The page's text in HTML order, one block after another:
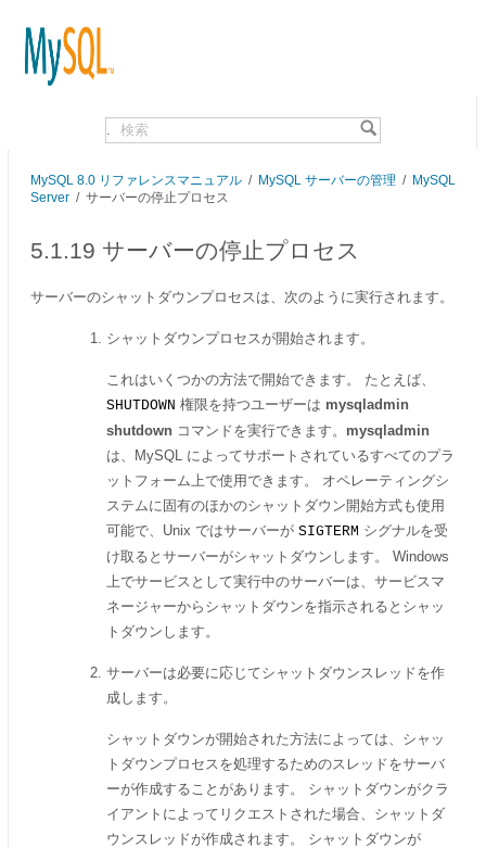
MySQL 8.0 リファレンスマニュアル / MySQL サーバーの管理 / MySQL
Server / サーバーの停止プロセス
5.1.19 サーバーの停止プロセス
サーバーのシャットダウンプロセスは、次のように実行されます。
シャットダウンプロセスが開始されます。
これはいくつかの方法で開始できます。 たとえば、
SHUTDOWN 権限を持つユーザーは mysqladmin
shutdown コマンドを実行できます。 mysqladmin
は、MySQL によってサポートされているすべてのプラ
ットフォーム上で使用できます。 オペレーティングシ
ステムに固有のほかのシャットダウン開始方式も使用
可能で、Unix ではサーバーが SIGTERM シグナルを受
け取るとサーバーがシャットダウンします。 Windows
上でサービスとして実行中のサーバーは、サービスマ
ネージャーからシャットダウンを指示されるとシャッ
トダウンします。
サーバーは必要に応じてシャットダウンスレッドを作
成します。
シャットダウンが開始された方法によっては、シャッ
トダウンプロセスを処理するためのスレッドをサーバ
ーが作成することがあります。 シャットダウンがクラ
イアントによってリクエストされた場合、シャットダ
ウンスレッドが作成されます。 シャットダウンが